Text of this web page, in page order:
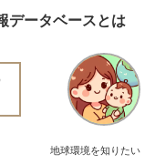
データベースとは
地球環境を知りたい